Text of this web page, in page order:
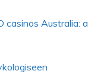
Australia: a